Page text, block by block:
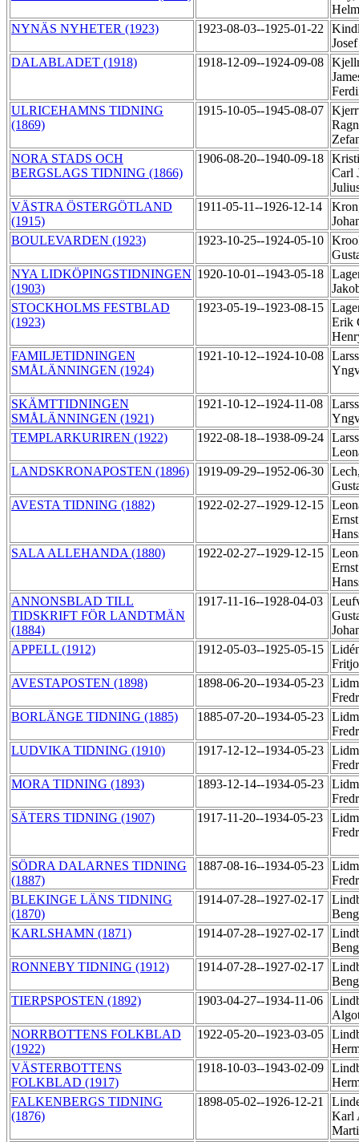
NYNÄS NYHETER (1923)
1923-08-03--1925-01-22
DALABLADET (1918)
1918-12-09--1924-09-08
ULRICEHAMNS TIDNING
(1869)
1915-10-05--1945-08-07
NORA STADS OCH
BERGSLAGS TIDNING (1866)
1906-08-20--1940-09-18
Carl
VÄSTRA ÖSTERGÖTLAND
(1915)
1911-05-11--1926-12-14
BOULEVARDEN (1923)
1923-10-25--1924-05-10
NYA LIDKÖPINGSTIDNINGEN
(1903)
1920-10-01--1943-05-18
STOCKHOLMS FESTBLAD
(1923)
1923-05-19--1923-08-15
Erik
FAMILJETIDNINGEN
SMÅLÄNNINGEN (1924)
1921-10-12--1924-10-08
SKÄMTTIDNINGEN
SMÅLÄNNINGEN (1921)
1921-10-12--1924-11-08
TEMPLARKURIREN (1922)
1922-08-18--1938-09-24
LANDSKRONAPOSTEN (1896)
1919-09-29--1952-06-30
AVESTA TIDNING (1882)
1922-02-27--1929-12-15
SALA ALLEHANDA (1880)
1922-02-27--1929-12-15
ANNONSBLAD TILL
TIDSKRIFT FÖR LANDTMÄN
(1884)
1917-11-16--1928-04-03
APPELL (1912)
1912-05-03--1925-05-15
AVESTAPOSTEN (1898)
1898-06-20--1934-05-23
BORLÄNGE TIDNING (1885)
1885-07-20--1934-05-23
LUDVIKA TIDNING (1910)
1917-12-12--1934-05-23
MORA TIDNING (1893)
1893-12-14--1934-05-23
SÄTERS TIDNING (1907)
1917-11-20--1934-05-23
SÖDRA DALARNES TIDNING
(1887)
1887-08-16--1934-05-23
BLEKINGE LÄNS TIDNING
(1870)
1914-07-28--1927-02-17
KARLSHAMN (1871)
1914-07-28--1927-02-17
RONNEBY TIDNING (1912)
1914-07-28--1927-02-17
TIERPSPOSTEN (1892)
1903-04-27--1934-11-06
NORRBOTTENS FOLKBLAD
(1922)
1922-05-20--1923-03-05
VÄSTERBOTTENS
FOLKBLAD (1917)
1918-10-03--1943-02-09
FALKENBERGS TIDNING
(1876)
1898-05-02--1926-12-21
Karl